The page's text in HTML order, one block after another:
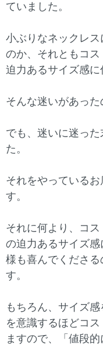
ていました。
小ぶりなネックレ
のか、それともコ
迫力あるサイズ感に
そんな迷いがあった
でも、迷いに迷っ
た。
それをやっている
す。
それに何より、コ
の迫力あるサイズ
様も喜んでくださ
す。
もちろん、サイズ感
を意識するほどコ
ますので、「値段